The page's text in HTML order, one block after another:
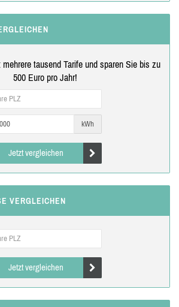
tausend Tarife und sparen Sie bis zu
500 Euro pro Jahr!
kWh
Jetzt vergleichen
VERGLEICHEN
Jetzt vergleichen